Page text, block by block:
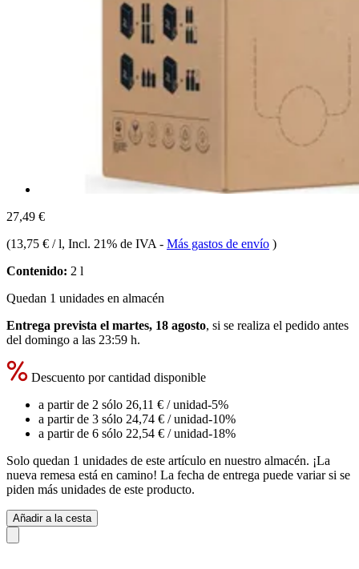
27,49 €
(13,75 € / l, Incl. 21% de IVA - Más gastos de envío )
Contenido: 2 l
Quedan 1 unidades en almacén
Entrega prevista el martes, 18 agosto, si se realiza el pedido antes
del domingo a las 23:59 h.
Descuento por cantidad disponible
a partir de 2 sólo 26,11 € / unidad-5%
a partir de 3 sólo 24,74 € / unidad-10%
a partir de 6 sólo 22,54 € / unidad-18%
Solo quedan 1 unidades de este artículo en nuestro almacén. ¡La
nueva remesa está en camino! La fecha de entrega puede variar si se
piden más unidades de este producto.
Añadir a la cesta